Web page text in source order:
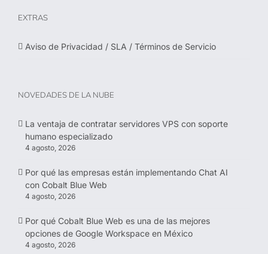
EXTRAS
Aviso de Privacidad / SLA / Términos de Servicio
NOVEDADES DE LA NUBE
La ventaja de contratar servidores VPS con soporte
humano especializado
4 agosto, 2026
Por qué las empresas están implementando Chat AI
con Cobalt Blue Web
4 agosto, 2026
Por qué Cobalt Blue Web es una de las mejores
opciones de Google Workspace en México
4 agosto, 2026